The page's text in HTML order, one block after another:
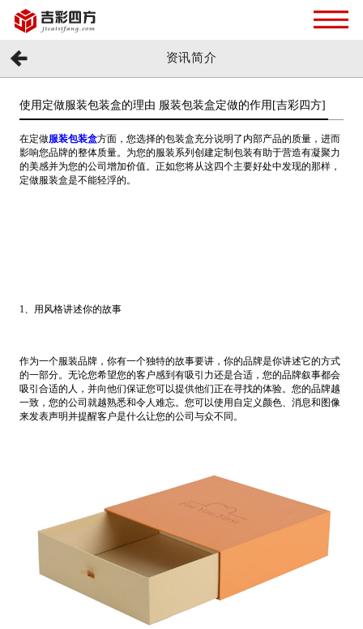
资讯简介
使用定做服装包装盒的理由 服装包装盒定做的作用[吉彩四方]
在定做服装包装盒方面，您选择的包装盒充分说明了内部产品的质量，进而
影响您品牌的整体质量。为您的服装系列创建定制包装有助于营造有凝聚力
的美感并为您的公司增加价值。正如您将从这四个主要好处中发现的那样，
定做服装盒是不能轻浮的。
1、用风格讲述你的故事
作为一个服装品牌，你有一个独特的故事要讲，你的品牌是你讲述它的方式
的一部分。无论您希望您的客户感到有吸引力还是合适，您的品牌叙事都会
吸引合适的人，并向他们保证您可以提供他们正在寻找的体验。 您的品牌越
一致，您的公司就越熟悉和令人难忘。您可以使用自定义颜色、消息和图像
来发表声明并提醒客户是什么让您的公司与众不同。